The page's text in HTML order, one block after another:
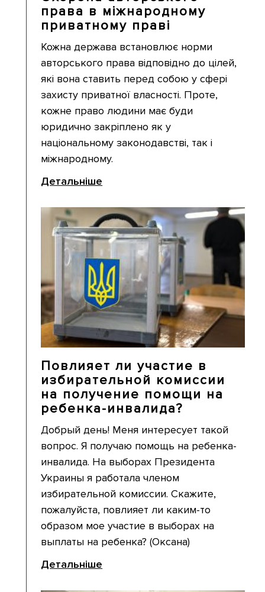
права в міжнародному
приватному праві
Кожна держава встановлює норми
авторського права відповідно до цілей,
які вона ставить перед собою у сфері
захисту приватної власності. Проте,
кожне право людини має буди
юридично закріплено як у
національному законодавстві, так і
міжнародному.
Детальніше
Повлияет ли участие в
избирательной комиссии
на получение помощи на
ребенка-инвалида?
Добрый день! Меня интересует такой
вопрос. Я получаю помощь на ребенка-
инвалида. На выборах Президента
Украины я работала членом
избирательной комиссии. Скажите,
пожалуйста, повлияет ли каким-то
образом мое участие в выборах на
выплаты на ребенка? (Оксана)
Детальніше